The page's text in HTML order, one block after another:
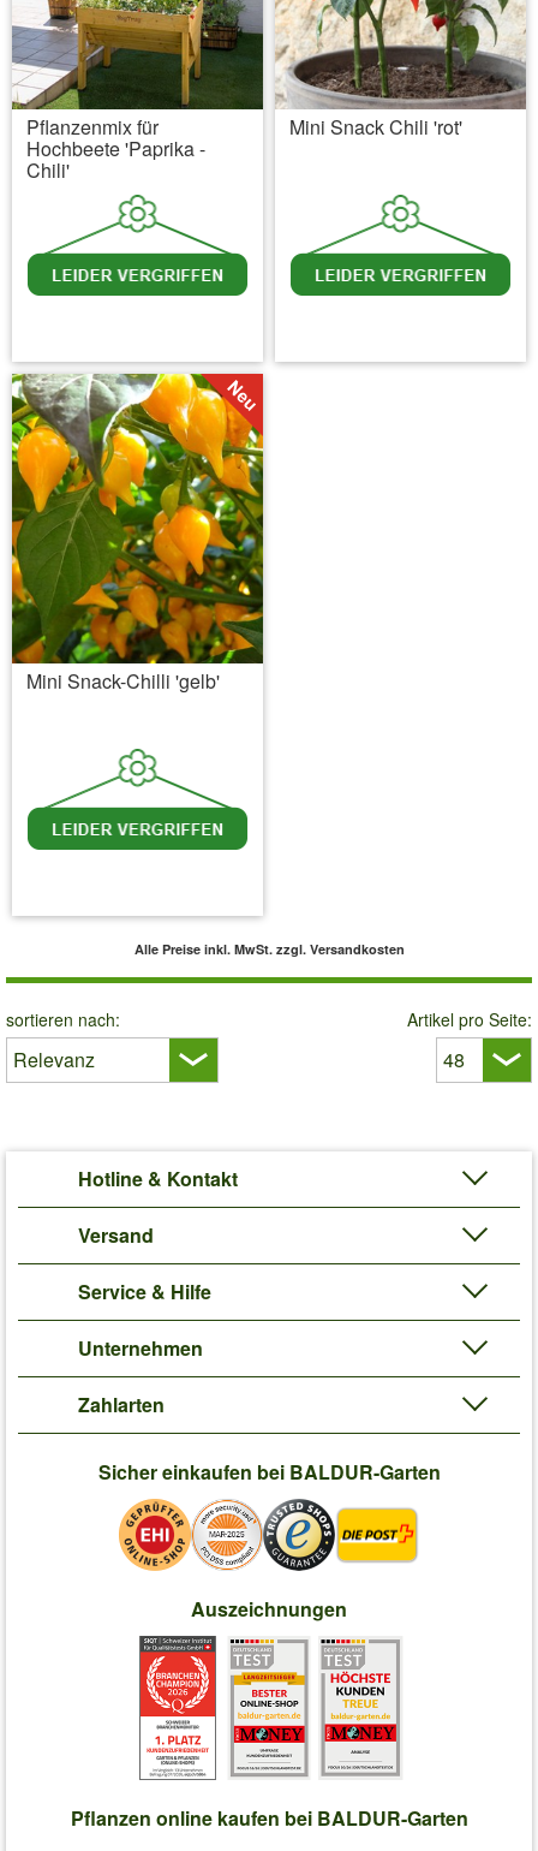
Pflanzenmix für
Hochbeete 'Paprika -
Chili'
Mini Snack Chili 'rot'
Mini Snack-Chilli 'gelb'
Alle Preise inkl. MwSt. zzgl. Versandkosten
sortieren nach: Artikel pro Seite:
Hotline & Kontakt
Versand
Service & Hilfe
Unternehmen
Zahlarten
Sicher einkaufen bei BALDUR-Garten
Auszeichnungen
Pflanzen online kaufen bei BALDUR-Garten